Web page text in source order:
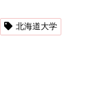
北海道大学